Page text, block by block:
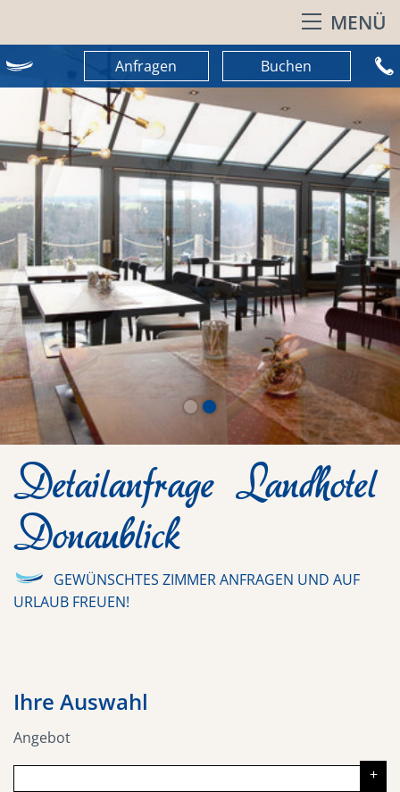
MENÜ
Anfragen Buchen
Detailanfrage Landhotel
Donaublick
GEWÜNSCHTES ZIMMER ANFRAGEN UND AUF
URLAUB FREUEN!
Ihre Auswahl
Angebot